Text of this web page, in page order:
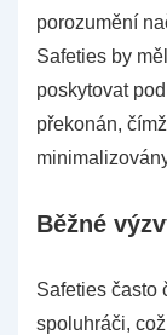
porozumění
Safeties by
poskytovat
překonán,
Běžné
Safeties často
spoluhráči,